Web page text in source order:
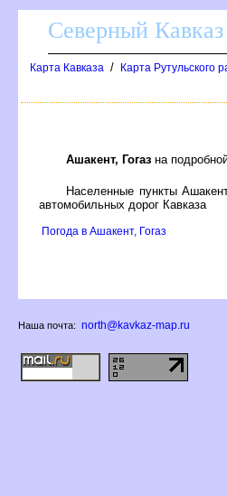
Северный Кавказ
Карта Кавказа / Карта Рутульского
Ашакент, Гогаз на
Населенные пункты
автомобильных дорог Кавказа
Погода в Ашакент, Гогаз
Наша почта: north@kavkaz-map.ru